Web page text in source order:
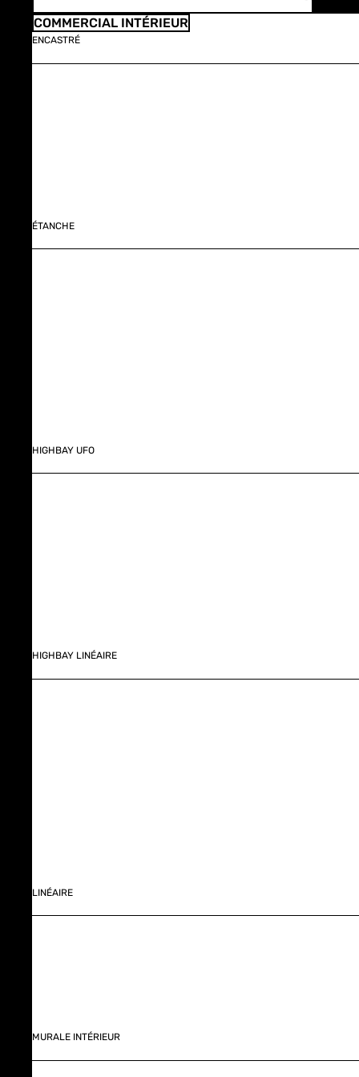
COMMERCIAL INTÉRIEUR
ENCASTRÉ
ÉTANCHE
HIGHBAY UFO
HIGHBAY LINÉAIRE
LINÉAIRE
MURALE INTÉRIEUR